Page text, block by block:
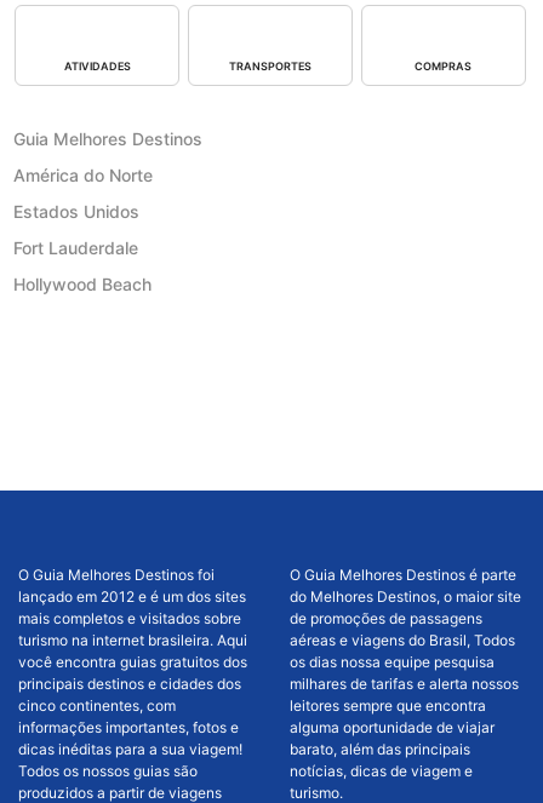
ATIVIDADES TRANSPORTES COMPRAS
Guia Melhores Destinos
América do Norte
Estados Unidos
Fort Lauderdale
Hollywood Beach
O Guia Melhores Destinos foi
lançado em 2012 e é um dos sites
mais completos e visitados sobre
turismo na internet brasileira. Aqui
você encontra guias gratuitos dos
principais destinos e cidades dos
cinco continentes, com
informações importantes, fotos e
dicas inéditas para a sua viagem!
Todos os nossos guias são
produzidos a partir de viagens
O Guia Melhores Destinos é parte
do Melhores Destinos, o maior site
de promoções de passagens
aéreas e viagens do Brasil, Todos
os dias nossa equipe pesquisa
milhares de tarifas e alerta nossos
leitores sempre que encontra
alguma oportunidade de viajar
barato, além das principais
notícias, dicas de viagem e
turismo.